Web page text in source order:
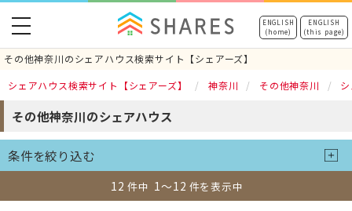
ENGLISH
(home)
ENGLISH
(this page)
その他神奈川のシェアハウス検索サイト【シェアーズ】
toggle
navigation
シェアハウス検索サイト【シェアーズ】 神奈川 その他神奈川
その他神奈川のシェアハウス
条件を絞り込む
12 件中 1～12 件を表示中